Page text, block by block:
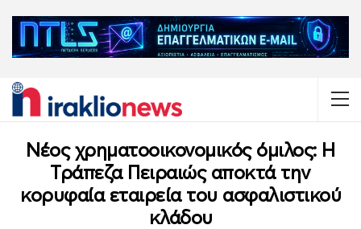
Νέος χρηματοοικονομικός όμιλος: Η
Τράπεζα Πειραιώς αποκτά την
κορυφαία εταιρεία του ασφαλιστικού
κλάδου